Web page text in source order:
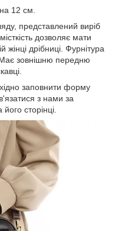
12 см.
представлений виріб
дозволяє мати
жінці дрібниці. Фурнітура
Має зовнішню передню
заповнити форму
з нами за
сторінці.